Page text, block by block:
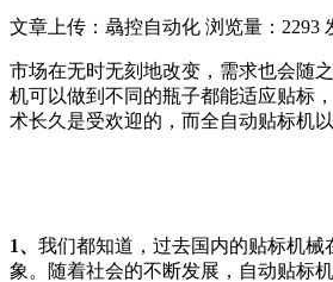
文章上传：骉控自动化 浏览量：2293
市场在无时无刻地改变，需求也会随
机可以做到不同的瓶子都能适应贴标
术长久是受欢迎的，而全自动贴标机
1、 我们都知道，过去国内的贴标机
象。随着社会的不断发展，自动贴标